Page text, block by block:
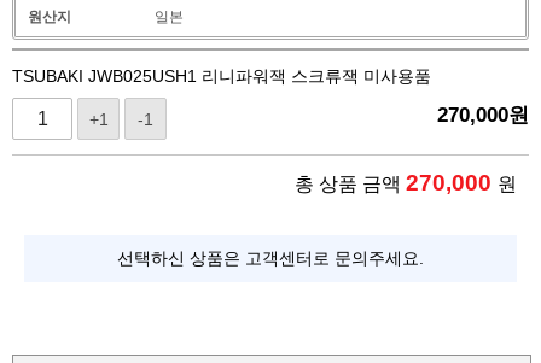
원산지
일본
TSUBAKI JWB025USH1 리니파워잭 스크류잭 미사용품
+1 -1 270,000원
총 상품 금액 270,000 원
선택하신 상품은 고객센터로 문의주세요.